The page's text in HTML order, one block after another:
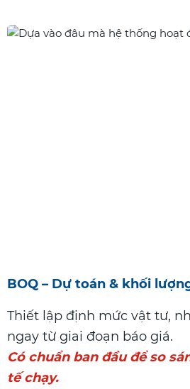
BOQ – Dự toán & khối
Thiết lập định mức vật tư,
ngay từ giai đoạn báo giá.
Có chuẩn ban đầu để so
tế chạy.